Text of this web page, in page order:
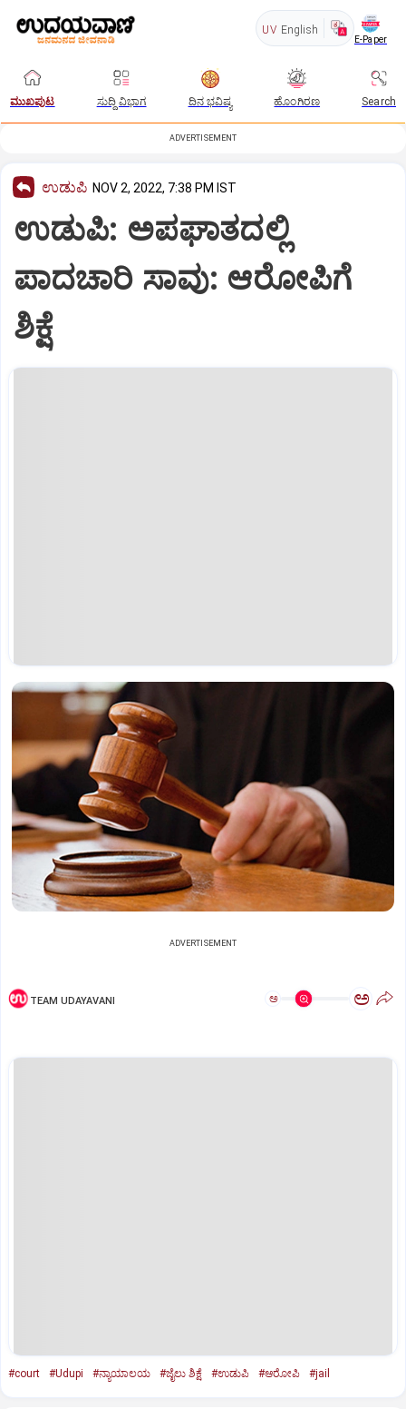
UV English
E-Paper
ಮುಖಪುಟ ಸುದ್ದಿ ವಿಭಾಗ ದಿನ ಭವಿಷ್ಯ ಹೊಂಗಿರಣ Search
ADVERTISEMENT
ಉಡುಪಿ NOV 2, 2022, 7:38 PM IST
ಉಡುಪಿ: ಅಪಘಾತದಲ್ಲಿ
ಪಾದಚಾರಿ ಸಾವು: ಆರೋಪಿಗೆ
ಶಿಕ್ಷೆ
ADVERTISEMENT
TEAM UDAYAVANI ಅ ಅ
#court #Udupi #ನ್ಯಾಯಾಲಯ #ಜೈಲು ಶಿಕ್ಷೆ #ಉಡುಪಿ #ಆರೋಪಿ #jail